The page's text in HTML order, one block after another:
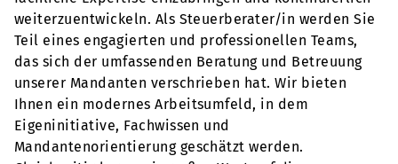
weiterzuentwickeln. Als Steuerberater/in werden Sie
Teil eines engagierten und professionellen Teams,
das sich der umfassenden Beratung und Betreuung
unserer Mandanten verschrieben hat. Wir bieten
Ihnen ein modernes Arbeitsumfeld, in dem
Eigeninitiative, Fachwissen und
Mandantenorientierung geschätzt werden.